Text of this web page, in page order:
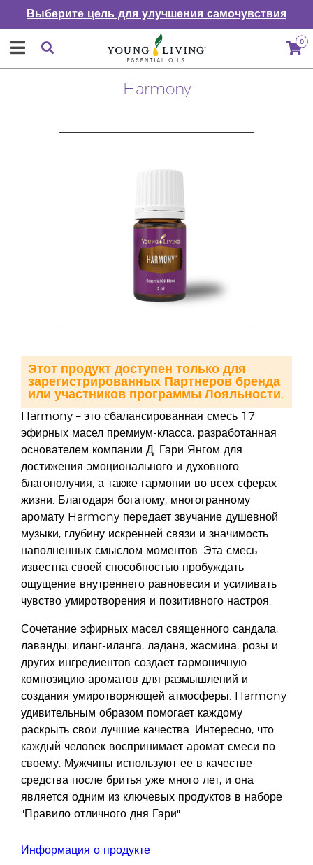
Выберите цель для улучшения самочувствия
0
Harmony
Harmony – это сбалансированная смесь 17
эфирных масел премиум-класса, разработанная
основателем компании Д. Гари Янгом для
достижения эмоционального и духовного
благополучия, а также гармонии во всех сферах
жизни. Благодаря богатому, многогранному
аромату Harmony передает звучание душевной
музыки, глубину искренней связи и значимость
наполненных смыслом моментов. Эта смесь
известна своей способностью пробуждать
ощущение внутреннего равновесия и усиливать
чувство умиротворения и позитивного настроя.
Сочетание эфирных масел священного сандала,
лаванды, иланг-иланга, ладана, жасмина, розы и
других ингредиентов создает гармоничную
композицию ароматов для размышлений и
создания умиротворяющей атмосферы. Harmony
удивительным образом помогает каждому
раскрыть свои лучшие качества. Интересно, что
каждый человек воспринимает аромат смеси по-
своему. Мужчины используют ее в качестве
средства после бритья уже много лет, и она
является одним из ключевых продуктов в наборе
"Правило отличного дня Гари".
Информация о продукте
Этот продукт доступен только для
зарегистрированных Партнеров бренда
или участников программы Лояльности.